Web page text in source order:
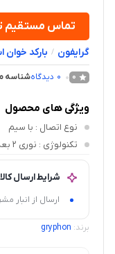
تماس مستقیم تلفنی :
گرایفون / بارکد خوان
0
0 دیدگاهشناسه
ویژگی های محصول
نوع اتصال : با سیم
تکنولوژی : نوری 2 بعدی
شرایط ارسال کالا
ارسال از انبار مشهد: 1 الی 3
برند: gryphon